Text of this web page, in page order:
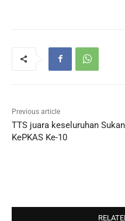
Previous article
TTS juara keseluruhan Sukan
KePKAS Ke-10